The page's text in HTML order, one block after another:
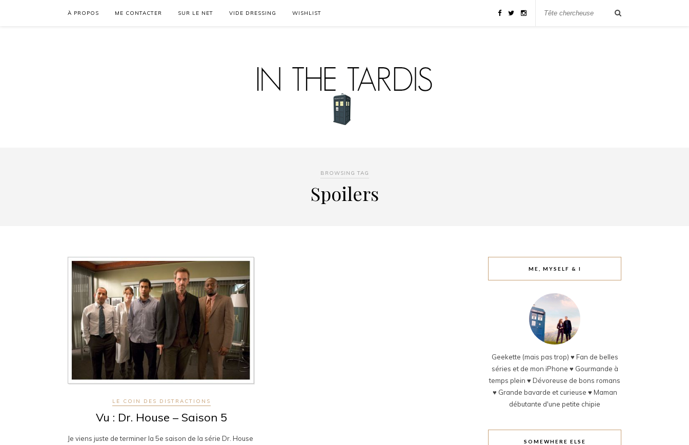
À PROPOS ME CONTACTER SUR LE NET VIDE DRESSING WISHLIST
BROWSING TAG
Spoilers
LE COIN DES DISTRACTIONS
Vu : Dr. House – Saison 5
Je viens juste de terminer la 5e saison de la série Dr. House
ME, MYSELF & I
Geekette (mais pas trop) ♥ Fan de belles
séries et de mon iPhone ♥ Gourmande à
temps plein ♥ Dévoreuse de bons romans
♥ Grande bavarde et curieuse ♥ Maman
débutante d'une petite chipie
SOMEWHERE ELSE